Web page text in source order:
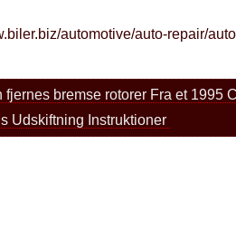
automotive/auto-repair/
fjernes bremse rotorer Fra et 1995
Udskiftning Instruktioner